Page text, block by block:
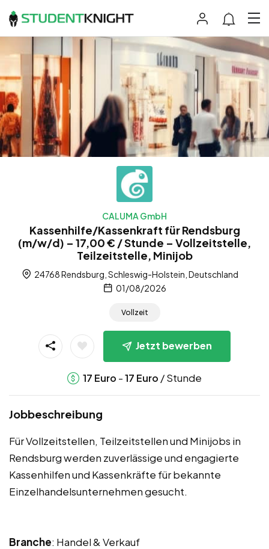
CALUMA GmbH
Kassenhilfe/Kassenkraft für Rendsburg
(m/w/d) – 17,00 € / Stunde – Vollzeitstelle,
Teilzeitstelle, Minijob
24768 Rendsburg, Schleswig-Holstein, Deutschland
01/08/2026
Vollzeit
Jetzt bewerben
17 Euro -17 Euro / Stunde
Jobbeschreibung
Für Vollzeitstellen, Teilzeitstellen und Minijobs in
Rendsburg werden zuverlässige und engagierte
Kassenhilfen und Kassenkräfte für bekannte
Einzelhandelsunternehmen gesucht.
Branche: Handel & Verkauf